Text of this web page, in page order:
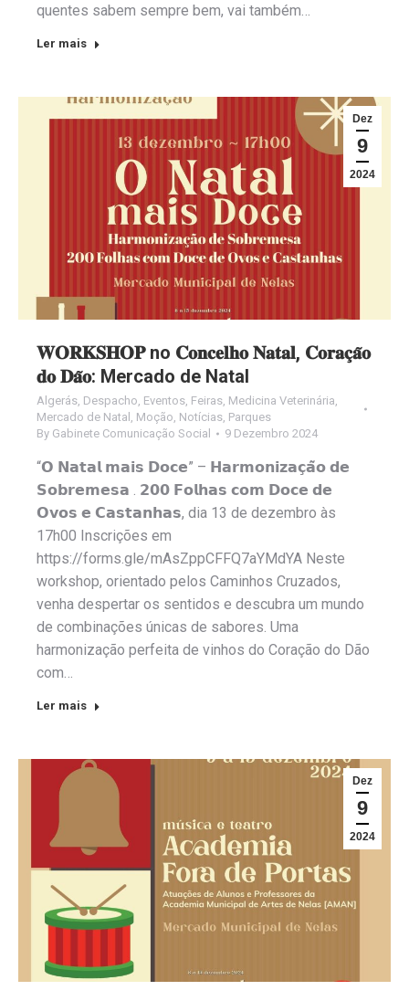
quentes sabem sempre bem, vai também…
Ler mais
Dez
9
2024
𝐖𝐎𝐑𝐊𝐒𝐇𝐎𝐏 no 𝐂𝐨𝐧𝐜𝐞𝐥𝐡𝐨 𝐍𝐚𝐭𝐚𝐥, 𝐂𝐨𝐫𝐚𝐜̧𝐚̃𝐨
𝐝𝐨 𝐃𝐚̃𝐨: Mercado de Natal
Algerás, Despacho, Eventos, Feiras, Medicina Veterinária,
Mercado de Natal , Moção, Notícias, Parques
By Gabinete Comunicação Social 9 Dezembro 2024
“𝗢 𝗡𝗮𝘁𝗮𝗹 𝗺𝗮𝗶𝘀 𝗗𝗼𝗰𝗲” – 𝗛𝗮𝗿𝗺𝗼𝗻𝗶𝘇𝗮𝗰̧𝗮̃𝗼 𝗱𝗲
𝗦𝗼𝗯𝗿𝗲𝗺𝗲𝘀𝗮 . 𝟮𝟬𝟬 𝗙𝗼𝗹𝗵𝗮𝘀 𝗰𝗼𝗺 𝗗𝗼𝗰𝗲 𝗱𝗲
𝗢𝘃𝗼𝘀 𝗲 𝗖𝗮𝘀𝘁𝗮𝗻𝗵𝗮𝘀, dia 13 de dezembro às
17h00 Inscrições em
https://forms.gle/mAsZppCFFQ7aYMdYA Neste
workshop, orientado pelos Caminhos Cruzados,
venha despertar os sentidos e descubra um mundo
de combinações únicas de sabores. Uma
harmonização perfeita de vinhos do Coração do Dão
com…
Ler mais
Dez
9
2024